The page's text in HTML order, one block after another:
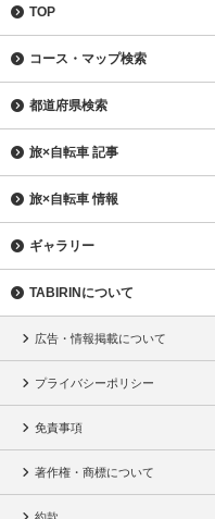
TOP
コース・マップ検索
都道府県検索
旅×自転車 記事
旅×自転車 情報
ギャラリー
TABIRINについて
広告・情報掲載について
プライバシーポリシー
免責事項
著作権・商標について